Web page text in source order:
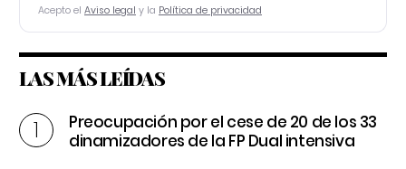
Acepto el Aviso legal y la Política de privacidad
LAS MÁS LEÍDAS
Preocupación por el cese de 20 de los 33
dinamizadores de la FP Dual intensiva